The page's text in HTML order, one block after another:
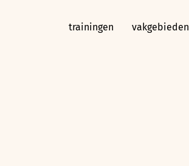
trainingen vakgebieden